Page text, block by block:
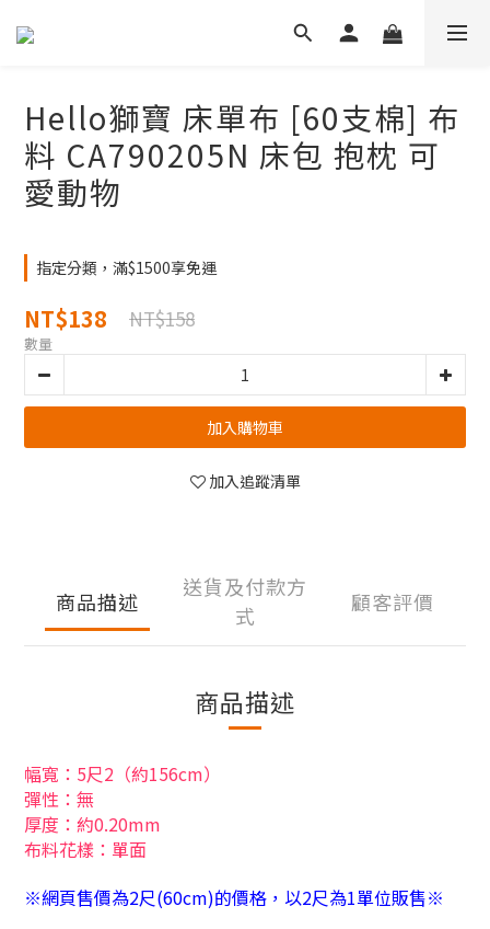
Hello獅寶 床單布 [60支棉] 布
料 CA790205N 床包 抱枕 可
愛動物
指定分類，滿$1500享免運
NT$138 NT$158
數量
加入購物車
加入追蹤清單
商品描述
送貨及付款方
式
顧客評價
商品描述
幅寬：5尺2（約156cm）
彈性：無
厚度：約0.20mm
布料花樣：單面
※網頁售價為2尺(60cm)的價格，以2尺為1單位販售※